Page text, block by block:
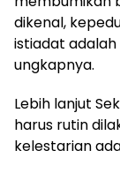
dikenal,
istiadat
ungkapnya.
Lebih lanjut
harus rutin
kelestarian